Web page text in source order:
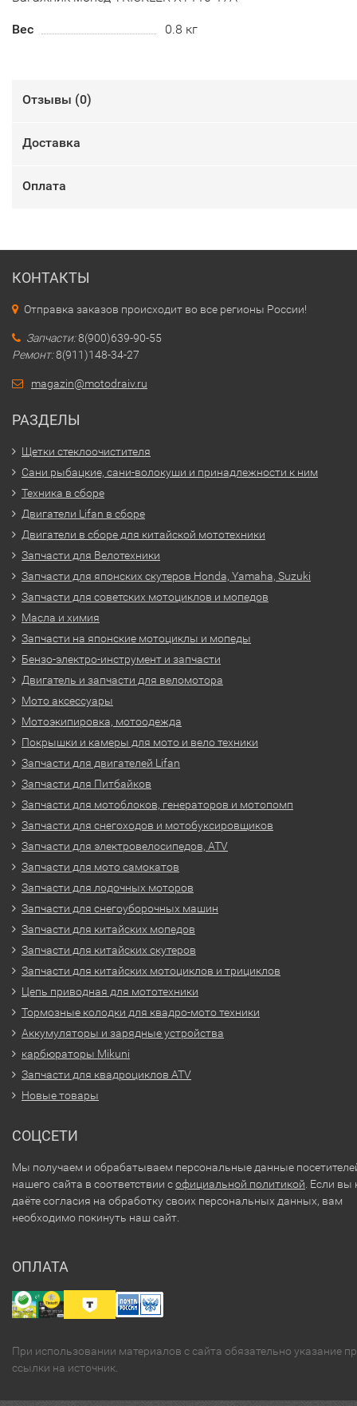
Вес 0.8 кг
Отзывы (0)
Доставка
Оплата
КОНТАКТЫ
Отправка заказов происходит во все регионы России!
Запчасти:8(900)639-90-55
Ремонт:8(911)148-34-27
magazin@motodraiv.ru
РАЗДЕЛЫ
Щетки стеклоочистителя
Сани рыбацкие, сани-волокуши и принадлежности к ним
Техника в сборе
Двигатели Lifan в сборе
Двигатели в сборе для китайской мототехники
Запчасти для Велотехники
Запчасти для японских скутеров Honda, Yamaha, Suzuki
Запчасти для советских мотоциклов и мопедов
Масла и химия
Запчасти на японские мотоциклы и мопеды
Бензо-электро-инструмент и запчасти
Двигатель и запчасти для веломотора
Мото аксессуары
Мотоэкипировка, мотоодежда
Покрышки и камеры для мото и вело техники
Запчасти для двигателей Lifan
Запчасти для Питбайков
Запчасти для мотоблоков, генераторов и мотопомп
Запчасти для снегоходов и мотобуксировщиков
Запчасти для электровелосипедов, ATV
Запчасти для мото самокатов
Запчасти для лодочных моторов
Запчасти для снегоуборочных машин
Запчасти для китайских мопедов
Запчасти для китайских скутеров
Запчасти для китайских мотоциклов и трициклов
Цепь приводная для мототехники
Тормозные колодки для квадро-мото техники
Аккумуляторы и зарядные устройства
карбюраторы Mikuni
Запчасти для квадроциклов ATV
Новые товары
СОЦСЕТИ
Мы получаем и обрабатываем персональные данные
нашего сайта в соответствии софициальной политикой . Если вы
даёте согласия на обработку своих персональных данных, вам
необходимо покинуть наш сайт.
ОПЛАТА
При использовании материалов с сайта обязательно указание
ссылки на источник.